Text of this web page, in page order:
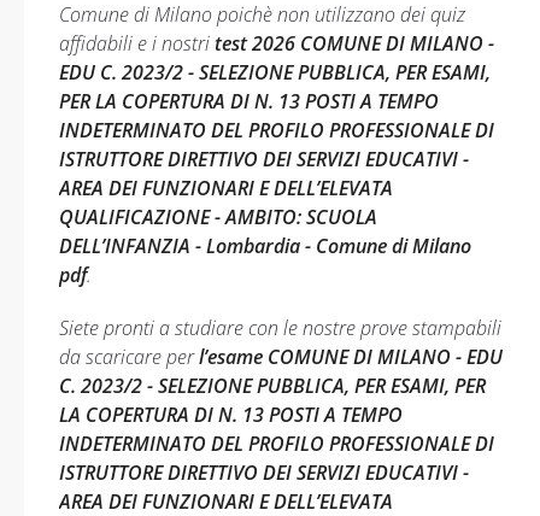
Comune di Milano poichè non utilizzano dei quiz
affidabili e i nostri test 2026 COMUNE DI MILANO -
EDU C. 2023/2 - SELEZIONE PUBBLICA, PER ESAMI,
PER LA COPERTURA DI N. 13 POSTI A TEMPO
INDETERMINATO DEL PROFILO PROFESSIONALE DI
ISTRUTTORE DIRETTIVO DEI SERVIZI EDUCATIVI -
AREA DEI FUNZIONARI E DELL’ELEVATA
QUALIFICAZIONE - AMBITO: SCUOLA
DELL’INFANZIA - Lombardia - Comune di Milano
pdf.
Siete pronti a studiare con le nostre prove stampabili
da scaricare perl’esame COMUNE DI MILANO - EDU
C. 2023/2 - SELEZIONE PUBBLICA, PER ESAMI, PER
LA COPERTURA DI N. 13 POSTI A TEMPO
INDETERMINATO DEL PROFILO PROFESSIONALE DI
ISTRUTTORE DIRETTIVO DEI SERVIZI EDUCATIVI -
AREA DEI FUNZIONARI E DELL’ELEVATA